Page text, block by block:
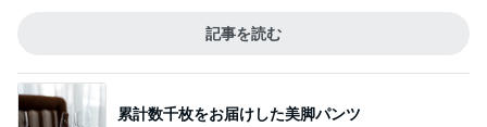
記事を読む
累計数千枚をお届けした美脚パンツ